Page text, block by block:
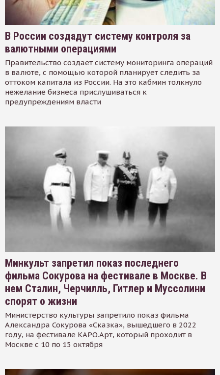
В России создадут систему контроля за
валютными операциями
Правительство создает систему мониторинга операций
в валюте, с помощью которой планирует следить за
оттоком капитала из России. На это кабмин толкнуло
нежелание бизнеса прислушиваться к
предупреждениям власти
Минкульт запретил показ последнего
фильма Сокурова на фестивале в Москве. В
нем Сталин, Черчилль, Гитлер и Муссолини
спорят о жизни
Министерство культуры запретило показ фильма
Александра Сокурова «Сказка», вышедшего в 2022
году, на фестивале КАРО.Арт, который проходит в
Москве с 10 по 15 октября